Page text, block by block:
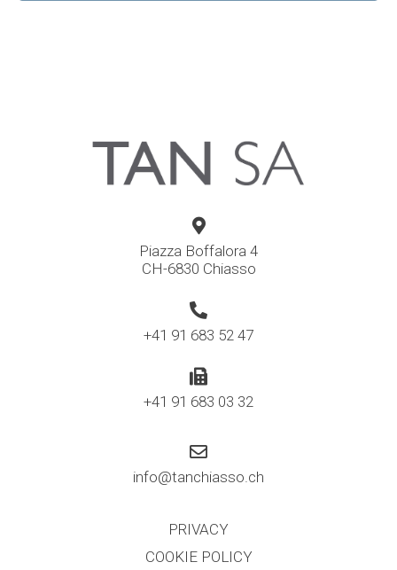
Piazza Boffalora 4
CH-6830 Chiasso
+41 91 683 52 47
+41 91 683 03 32
info@tanchiasso.ch
PRIVACY
COOKIE POLICY